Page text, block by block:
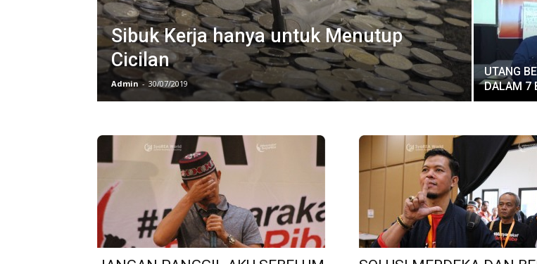
Sibuk Kerja hanya untuk Menutup
Cicilan
Admin - 30/07/2019
UTANG
DALAM 7